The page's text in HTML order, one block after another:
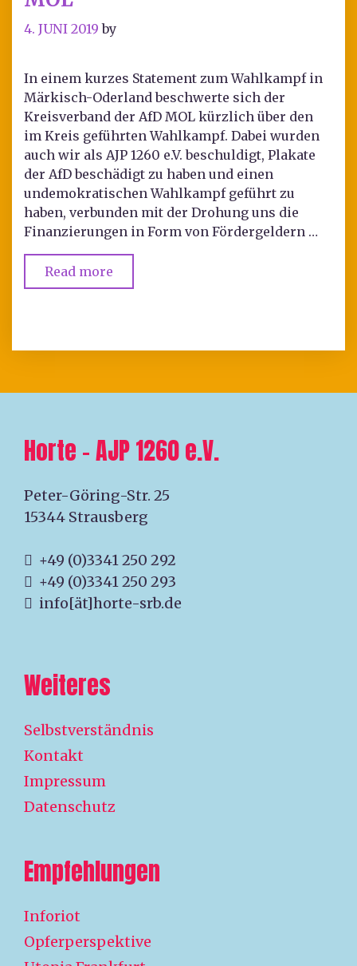
4. JUNI 2019 by
In einem kurzes Statement zum Wahlkampf in
Märkisch-Oderland beschwerte sich der
Kreisverband der AfD MOL kürzlich über den
im Kreis geführten Wahlkampf. Dabei wurden
auch wir als AJP 1260 e.V. beschuldigt, Plakate
der AfD beschädigt zu haben und einen
undemokratischen Wahlkampf geführt zu
haben, verbunden mit der Drohung uns die
Finanzierungen in Form von Fördergeldern …
Read more
Horte – AJP 1260 e.V.
Peter-Göring-Str. 25
15344 Strausberg
+49 (0)3341 250 292
+49 (0)3341 250 293
info[ät]horte-srb.de
Weiteres
Selbstverständnis
Kontakt
Impressum
Datenschutz
Empfehlungen
Inforiot
Opferperspektive